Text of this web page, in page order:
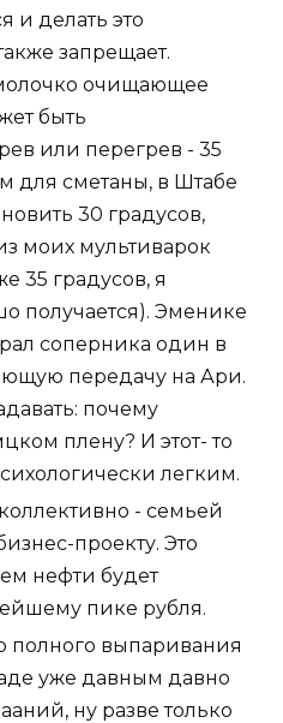
и делать это
запрещает.
очищающее
быть
или перегрев - 35
для сметаны, в Штабе
30 градусов,
моих мультиварок
35 градусов, я
получается). Эменике
соперника один в
передачу на Ари.
почему
плену? И этот- то
легким.
- семьей
проекту. Это
нефти будет
пике рубля.
выпаривания
уже давным давно
ну разве только